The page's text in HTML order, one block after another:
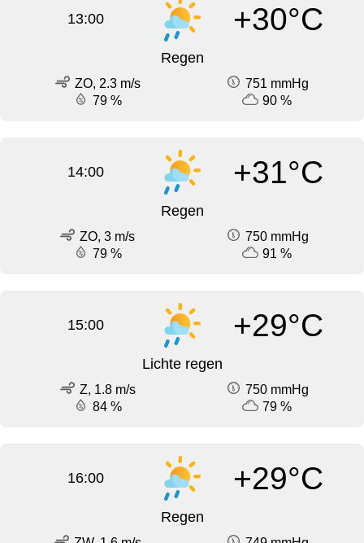
13:00 +30°C
Regen
ZO, 2.3 m/s
751 mmHg
79 %
90 %
14:00 +31°C
Regen
ZO, 3 m/s
750 mmHg
79 %
91 %
15:00 +29°C
Lichte regen
Z, 1.8 m/s
750 mmHg
84 %
79 %
16:00 +29°C
Regen